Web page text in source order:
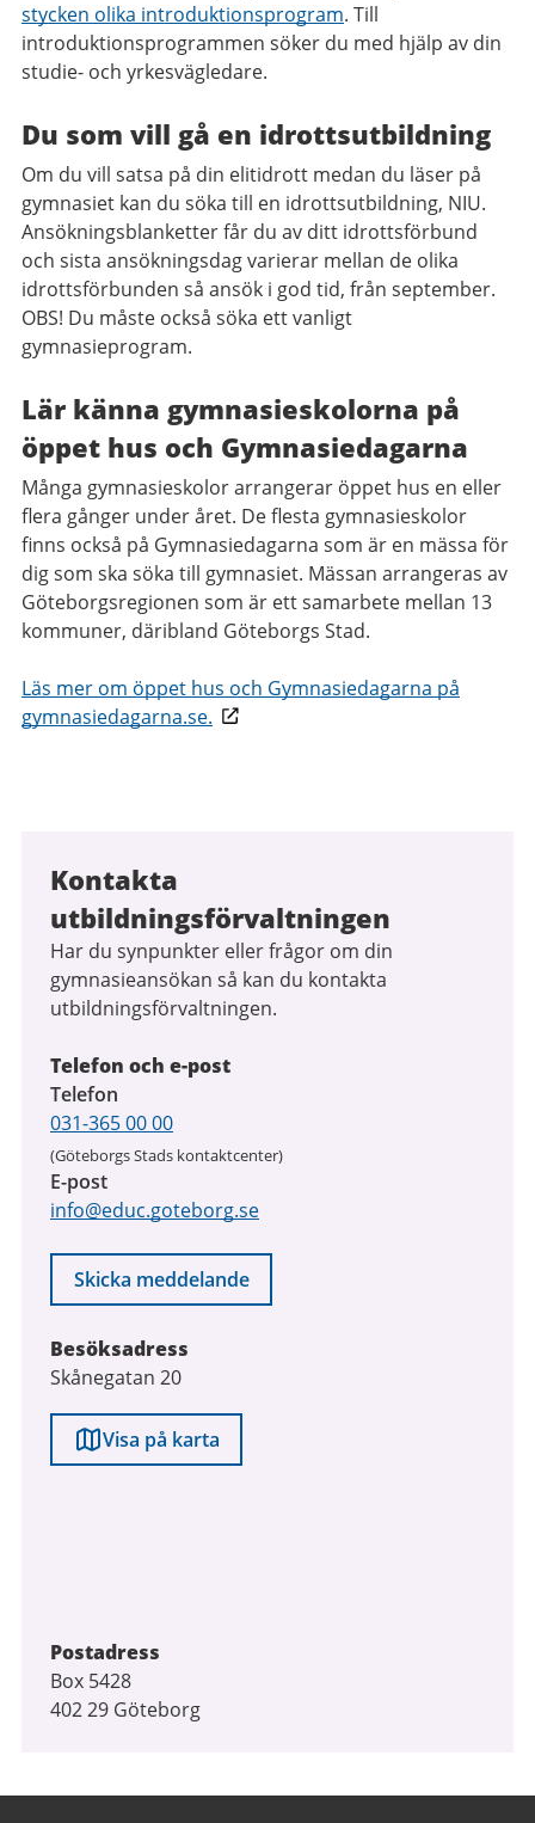
stycken olika introduktionsprogram. Till
introduktionsprogrammen söker du med hjälp av din
studie- och yrkesvägledare.
Du som vill gå en idrottsutbildning
Om du vill satsa på din elitidrott medan du läser på
gymnasiet kan du söka till en idrottsutbildning, NIU.
Ansökningsblanketter får du av ditt idrottsförbund
och sista ansökningsdag varierar mellan de olika
idrottsförbunden så ansök i god tid, från september.
OBS! Du måste också söka ett vanligt
gymnasieprogram.
Lär känna gymnasieskolorna på
öppet hus och Gymnasiedagarna
Många gymnasieskolor arrangerar öppet hus en eller
flera gånger under året. De flesta gymnasieskolor
finns också på Gymnasiedagarna som är en mässa för
dig som ska söka till gymnasiet. Mässan arrangeras av
Göteborgsregionen som är ett samarbete mellan 13
kommuner, däribland Göteborgs Stad.
Läs mer om öppet hus och Gymnasiedagarna på
gymnasiedagarna.se.
Kontakta
utbildningsförvaltningen
Har du synpunkter eller frågor om din
gymnasieansökan så kan du kontakta
utbildningsförvaltningen.
Telefon och e-post
Telefon
031-365 00 00
(Göteborgs Stads kontaktcenter)
E-post
info@educ.goteborg.se
Skicka meddelande
Besöksadress
Skånegatan 20
Visa på karta
Postadress
Box 5428
402 29 Göteborg